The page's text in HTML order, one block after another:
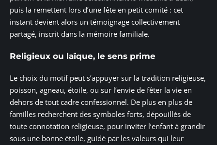
puis la remettent lors d’une fête en petit comité : cet
instant devient alors un témoignage collectivement
partagé, inscrit dans la mémoire familiale.
Religieux ou laïque, le sens prime
Le choix du motif peut s’appuyer sur la tradition religieuse,
poisson, agneau, étoile, ou sur l’envie de fêter la vie en
dehors de tout cadre confessionnel. De plus en plus de
familles recherchent des symboles forts, dépouillés de
toute connotation religieuse, pour inviter l’enfant à grandir
sous une bonne étoile, guidé par les valeurs qui leur